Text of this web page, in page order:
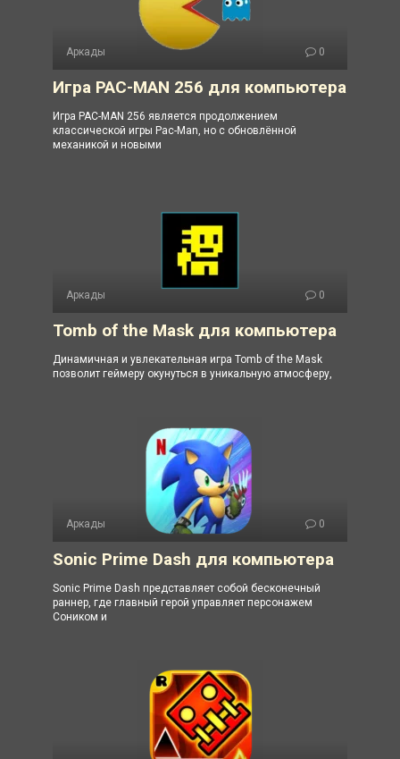
Аркады 0
Игра PAC-MAN 256 для компьютера
Игра PAC-MAN 256 является продолжением
классической игры Pac-Man, но с обновлённой
механикой и новыми
Аркады 0
Tomb of the Mask для компьютера
Динамичная и увлекательная игра Tomb of the Mask
позволит геймеру окунуться в уникальную атмосферу,
Аркады 0
Sonic Prime Dash для компьютера
Sonic Prime Dash представляет собой бесконечный
раннер, где главный герой управляет персонажем
Соником и